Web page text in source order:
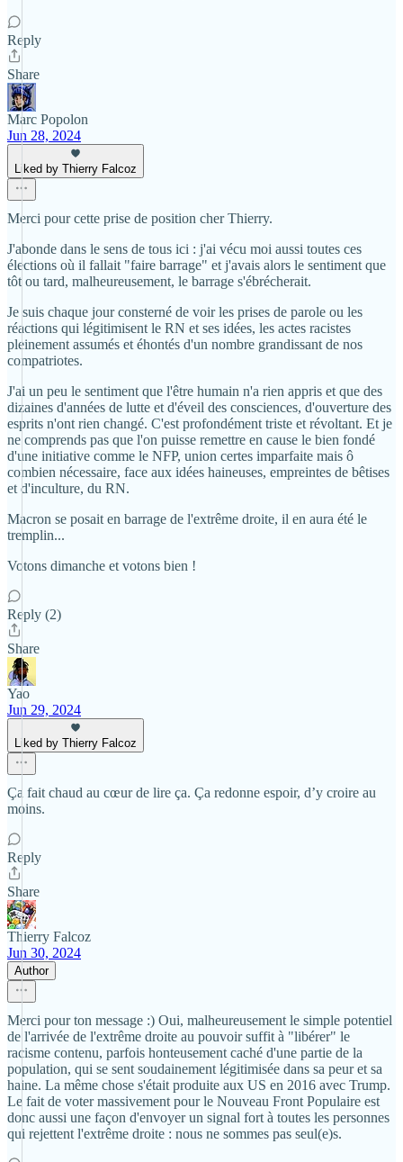
Reply
Share
Marc Popolon
Jun 28, 2024
Liked by Thierry Falcoz
Merci pour cette prise de position cher Thierry.
J'abonde dans le sens de tous ici : j'ai vécu moi aussi toutes ces
élections où il fallait "faire barrage" et j'avais alors le sentiment que
tôt ou tard, malheureusement, le barrage s'ébrécherait.
Je suis chaque jour consterné de voir les prises de parole ou les
réactions qui légitimisent le RN et ses idées, les actes racistes
pleinement assumés et éhontés d'un nombre grandissant de nos
compatriotes.
J'ai un peu le sentiment que l'être humain n'a rien appris et que des
dizaines d'années de lutte et d'éveil des consciences, d'ouverture des
esprits n'ont rien changé. C'est profondément triste et révoltant. Et je
ne comprends pas que l'on puisse remettre en cause le bien fondé
d'une initiative comme le NFP, union certes imparfaite mais ô
combien nécessaire, face aux idées haineuses, empreintes de bêtises
et d'inculture, du RN.
Macron se posait en barrage de l'extrême droite, il en aura été le
tremplin...
Votons dimanche et votons bien !
Reply (2)
Share
Yao
Jun 29, 2024
Liked by Thierry Falcoz
Ça fait chaud au cœur de lire ça. Ça redonne espoir, d’y croire au
moins.
Reply
Share
Thierry Falcoz
Jun 30, 2024
Author
Merci pour ton message :) Oui, malheureusement le simple potentiel
de l'arrivée de l'extrême droite au pouvoir suffit à "libérer" le
racisme contenu, parfois honteusement caché d'une partie de la
population, qui se sent soudainement légitimisée dans sa peur et sa
haine. La même chose s'était produite aux US en 2016 avec Trump.
Le fait de voter massivement pour le Nouveau Front Populaire est
donc aussi une façon d'envoyer un signal fort à toutes les personnes
qui rejettent l'extrême droite : nous ne sommes pas seul(e)s.